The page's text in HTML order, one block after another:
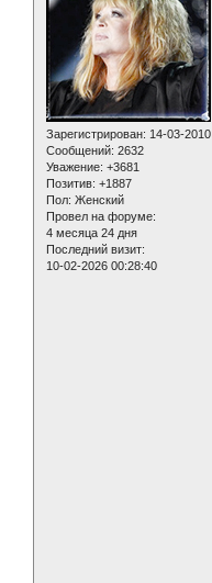
Зарегистрирован: 14-03-2010
Сообщений: 2632
Уважение: +3681
Позитив: +1887
Пол: Женский
Провел на форуме:
4 месяца 24 дня
Последний визит:
10-02-2026 00:28:40